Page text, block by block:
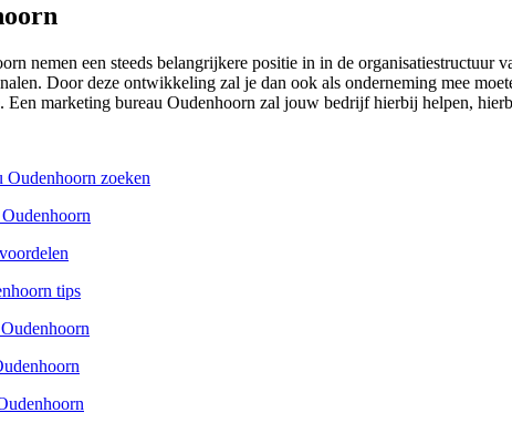
nemen een steeds belangrijkere positie in in de
Door deze ontwikkeling zal je dan ook als onderneming mee
Een marketing bureau Oudenhoorn zal jouw bedrijf hierbij helpen,
Oudenhoorn zoeken
tips